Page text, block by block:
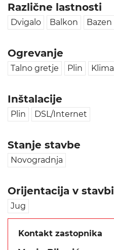
Različne lastnosti
Dvigalo Balkon Bazen
Ogrevanje
Talno gretje Plin Klima
Inštalacije
Plin DSL/Internet
Stanje stavbe
Novogradnja
Orijentacija v stavbi
Jug
Kontakt zastopnika